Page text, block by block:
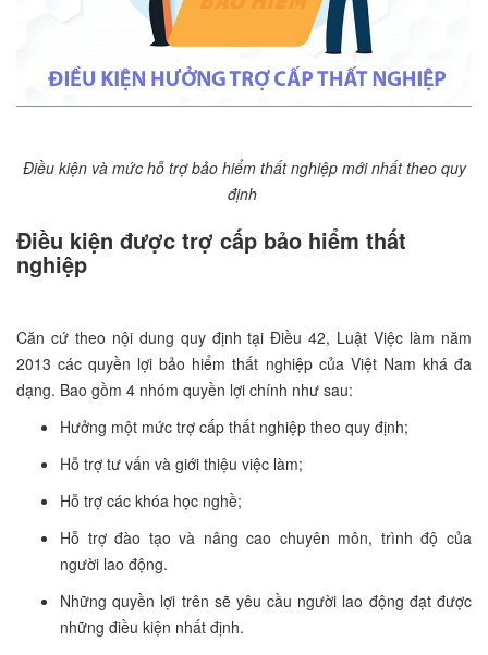
Điều kiện và mức hỗ trợ bảo hiểm thất nghiệp mới nhất theo quy
định
Điều kiện được trợ cấp bảo hiểm thất
nghiệp
Căn cứ theo nội dung quy định tại Điều 42, Luật Việc làm năm
2013 các quyền lợi bảo hiểm thất nghiệp của Việt Nam khá đa
dạng. Bao gồm 4 nhóm quyền lợi chính như sau:
Hưởng một mức trợ cấp thất nghiệp theo quy định;
Hỗ trợ tư vấn và giới thiệu việc làm;
Hỗ trợ các khóa học nghề;
Hỗ trợ đào tạo và nâng cao chuyên môn, trình độ của
người lao động.
Những quyền lợi trên sẽ yêu cầu người lao động đạt được
những điều kiện nhất định.